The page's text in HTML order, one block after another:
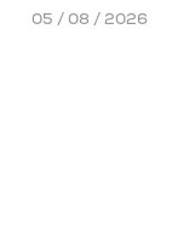
05 / 08 / 2026